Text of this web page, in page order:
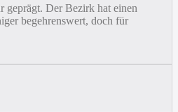
geprägt. Der Bezirk hat einen
begehrenswert, doch für